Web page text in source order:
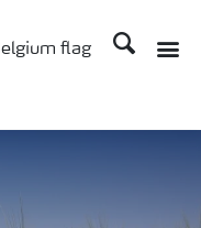
Zoek op